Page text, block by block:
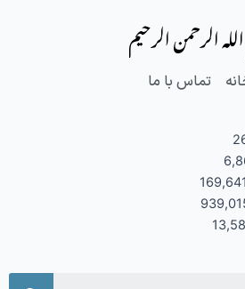
الرحمن الرحیم
تماس با ما
169,641